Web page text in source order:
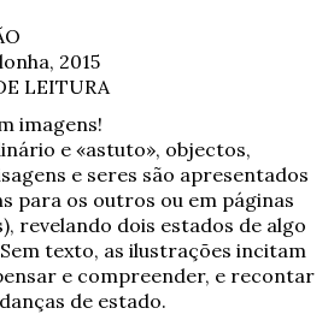
2015
LEITURA
imagens!
e «astuto», objectos,
e seres são apresentados
para os outros ou em páginas
revelando dois estados de algo
texto, as ilustrações incitam
e compreender, e recontar
de estado.